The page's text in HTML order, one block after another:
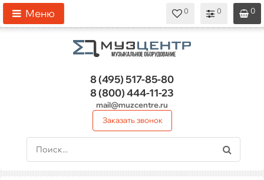
0
0
0
Меню
8 (495)517-85-80
8 (800)444-11-23
mail@muzcentre.ru
Заказать звонок